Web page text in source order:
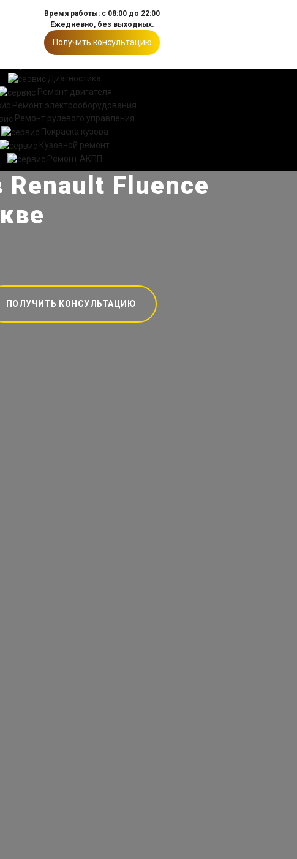
Время работы: с 08:00 до 22:00
Ежедневно, без выходных.
Получить консультацию
Диагностика
Ремонт двигателя
Ремонт электрооборудования
Ремонт рулевого управления
Покраска кузова
Кузовной ремонт
Ремонт АКПП
Fluence
ПОЛУЧИТЬ КОНСУЛЬТАЦИЮ